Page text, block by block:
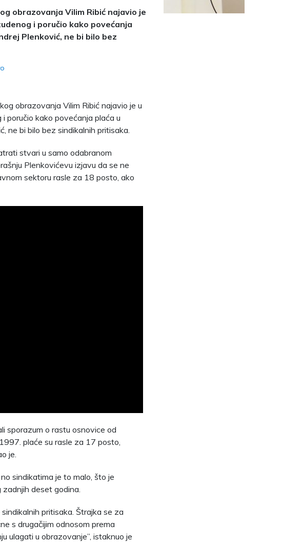
obrazovanja Vilim Ribić najavio je
i poručio kako povećanja
Plenković, ne bi bilo bez
obrazovanja Vilim Ribić najavio je u
poručio kako povećanja plaća u
ne bi bilo bez sindikalnih pritisaka.
stvari u samo odabranom
Plenkovićevu izjavu da se ne
sektoru rasle za 18 posto, ako
sporazum o rastu osnovice od
plaće su rasle za 17 posto,
je.
sindikatima je to malo, što je
deset godina.
pritisaka. Štrajka se za
s drugačijim odnosom prema
ulagati u obrazovanje”, istaknuo je